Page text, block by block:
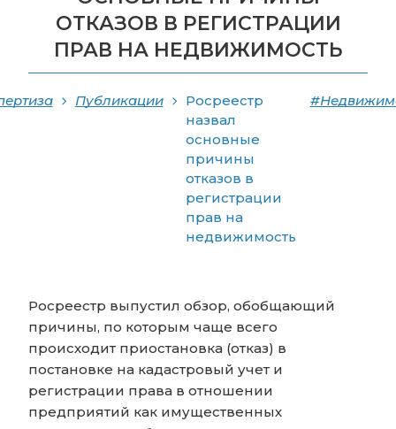
ОТКАЗОВ В РЕГИСТРАЦИИ
ПРАВ НА НЕДВИЖИМОСТЬ
Публикации
Росреестр
назвал
основные
причины
отказов в
регистрации
прав на
недвижимость
Росреестр выпустил обзор, обобщающий
причины, по которым чаще всего
происходит приостановка (отказ) в
постановке на кадастровый учет и
регистрации права в отношении
предприятий как имущественных